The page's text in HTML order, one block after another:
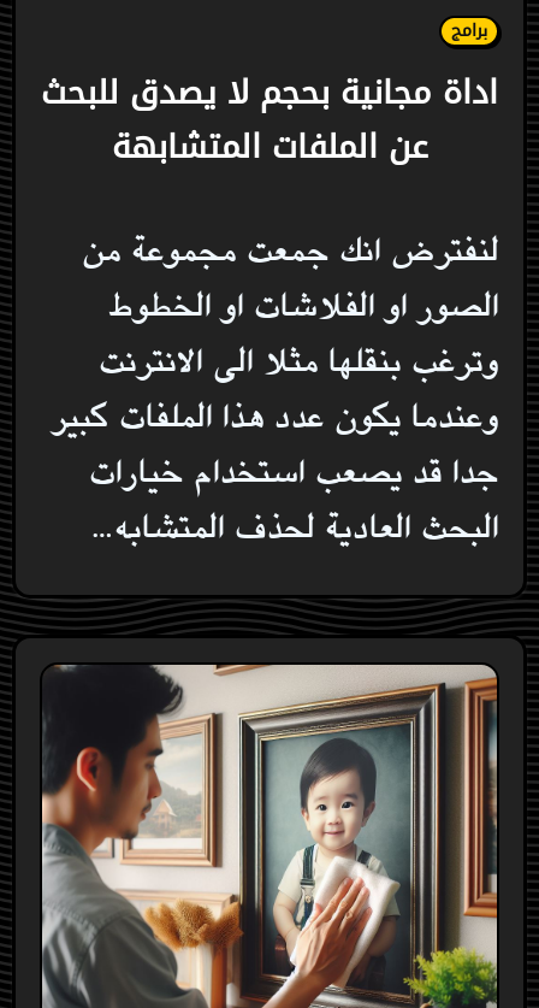
برامج
اداة مجانية بحجم لا يصدق للبحث
عن الملفات المتشابهة
لنفترض انك جمعت مجموعة من
الصور او الفلاشات او الخطوط
وترغب بنقلها مثلا الى الانترنت
وعندما يكون عدد هذا الملفات كبير
جدا قد يصعب استخدام خيارات
البحث العادية لحذف المتشابه…